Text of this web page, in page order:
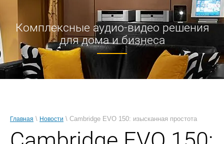
Комплексные аудио-видео решения
для дома и бизнеса
Главная \ Новости \ Cambridge EVO 150: изысканная простота